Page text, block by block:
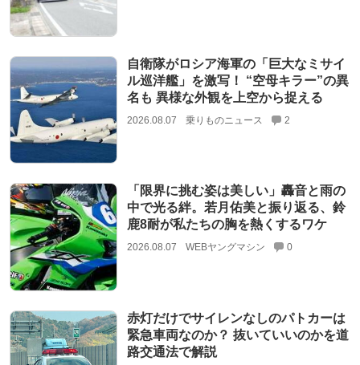
自衛隊がロシア海軍の「巨大なミサイ
ル巡洋艦」を激写！ “空母キラー”の異
名も 異様な外観を上空から捉える
2026.08.07 乗りものニュース 2
「限界に挑む姿は美しい」轟音と雨の
中で光る絆。若月佑美と振り返る、鈴
鹿8耐が私たちの胸を熱くするワケ
2026.08.07 WEBヤングマシン 0
赤灯だけでサイレンなしのパトカーは
緊急車両なのか？ 抜いていいのかを道
路交通法で解説